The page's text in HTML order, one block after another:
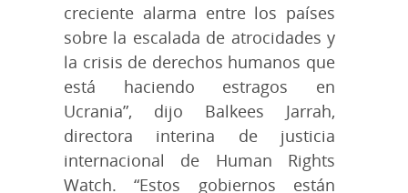
creciente alarma entre los países
sobre la escalada de atrocidades y
la crisis de derechos humanos que
está haciendo estragos en
Ucrania”, dijo Balkees Jarrah,
directora interina de justicia
internacional de Human Rights
Watch. “Estos gobiernos están